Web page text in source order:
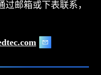
邮箱或下表联系，